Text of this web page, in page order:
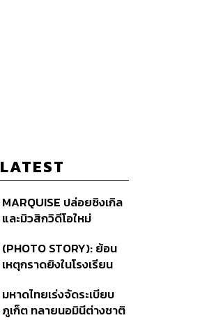
LATEST
MARQUISE ปล่อยซิงเกิล
และมิวสิกวิดีโอใหม่
สัมพันธ์สุด Toxic
(PHOTO STORY): ย้อน
เหตุกราดยิงในโรงเรียน
นักเรียน
มหาดไทยเร่งจัดระเบียบ
ภูเก็ต ทลายนอมินีต่างชาติ